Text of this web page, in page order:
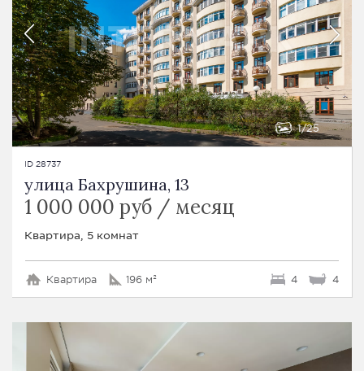
1 25
ID 28737
улица Бахрушина, 13
1 000 000 руб / месяц
Квартира, 5 комнат
Квартира 196 м² 4 4